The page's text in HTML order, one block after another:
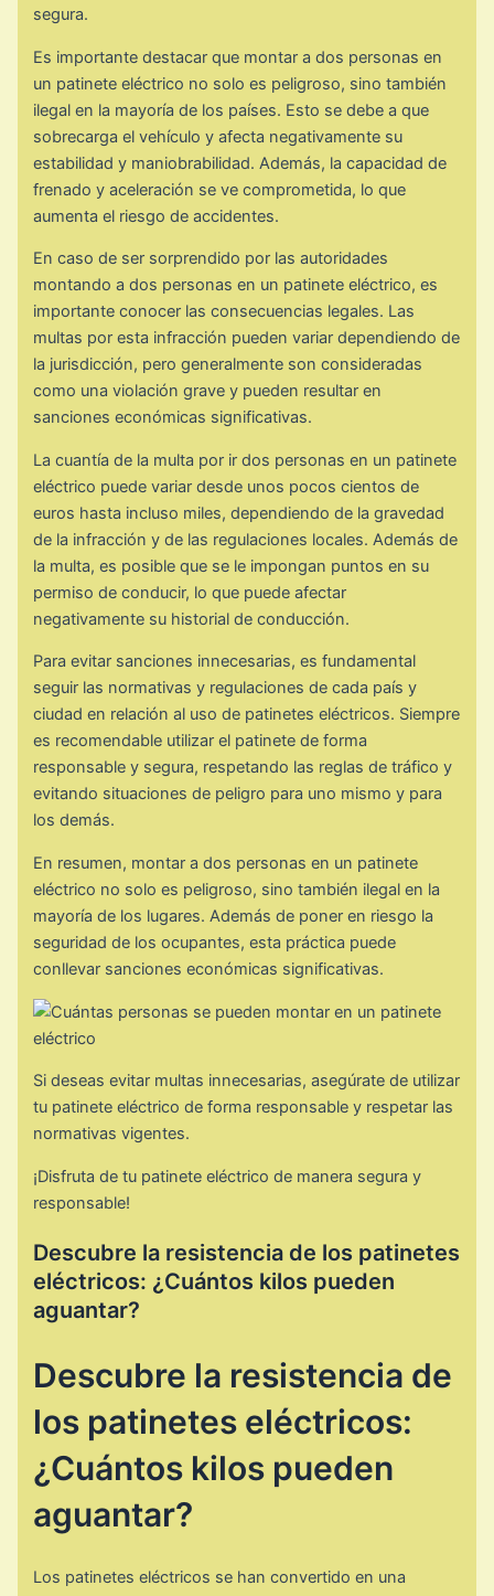
segura.
Es importante destacar que montar a dos personas en
un patinete eléctrico no solo es peligroso, sino también
ilegal en la mayoría de los países. Esto se debe a que
sobrecarga el vehículo y afecta negativamente su
estabilidad y maniobrabilidad. Además, la capacidad de
frenado y aceleración se ve comprometida, lo que
aumenta el riesgo de accidentes.
En caso de ser sorprendido por las autoridades
montando a dos personas en un patinete eléctrico, es
importante conocer las consecuencias legales. Las
multas por esta infracción pueden variar dependiendo de
la jurisdicción, pero generalmente son consideradas
como una violación grave y pueden resultar en
sanciones económicas significativas.
La cuantía de la multa por ir dos personas en un patinete
eléctrico puede variar desde unos pocos cientos de
euros hasta incluso miles, dependiendo de la gravedad
de la infracción y de las regulaciones locales. Además de
la multa, es posible que se le impongan puntos en su
permiso de conducir, lo que puede afectar
negativamente su historial de conducción.
Para evitar sanciones innecesarias, es fundamental
seguir las normativas y regulaciones de cada país y
ciudad en relación al uso de patinetes eléctricos. Siempre
es recomendable utilizar el patinete de forma
responsable y segura, respetando las reglas de tráfico y
evitando situaciones de peligro para uno mismo y para
los demás.
En resumen, montar a dos personas en un patinete
eléctrico no solo es peligroso, sino también ilegal en la
mayoría de los lugares. Además de poner en riesgo la
seguridad de los ocupantes, esta práctica puede
conllevar sanciones económicas significativas.
Si deseas evitar multas innecesarias, asegúrate de utilizar
tu patinete eléctrico de forma responsable y respetar las
normativas vigentes.
¡Disfruta de tu patinete eléctrico de manera segura y
responsable!
Descubre la resistencia de los patinetes
eléctricos: ¿Cuántos kilos pueden
aguantar?
Descubre la resistencia de
los patinetes eléctricos:
¿Cuántos kilos pueden
aguantar?
Los patinetes eléctricos se han convertido en una